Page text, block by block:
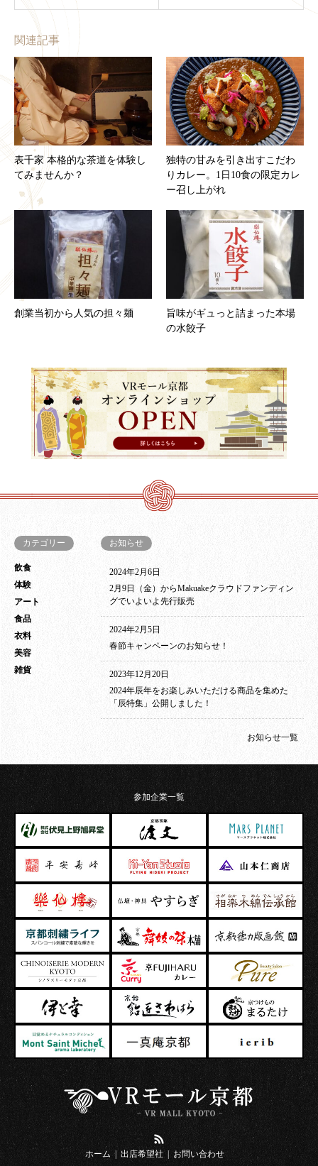
関連記事
表千家 本格的な茶道を体験し
てみませんか？
独特の甘みを引き出すこだわ
りカレー。1日10食の限定カレ
ー召し上がれ
創業当初から人気の担々麺
旨味がギュっと詰まった本場
の水餃子
カテゴリー
飲食
体験
アート
食品
衣料
美容
雑貨
お知らせ
2024年2月6日
2月9日（金）からMakuakeクラウドファンディン
グでいよいよ先行販売
2024年2月5日
春節キャンペーンのお知らせ！
2023年12月20日
2024年辰年をお楽しみいただける商品を集めた
「辰特集」公開しました！
お知らせ一覧
参加企業一覧
RSS
ホーム
出店希望社 お問い合わせ